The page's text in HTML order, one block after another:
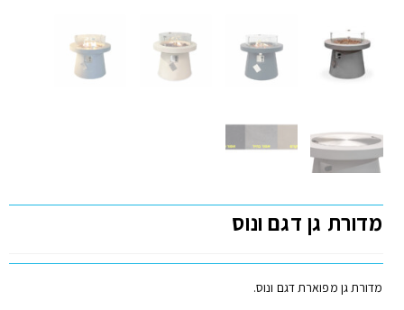
מדורת גן דגם ונוס
מדורת גן מפוארת דגם ונוס.